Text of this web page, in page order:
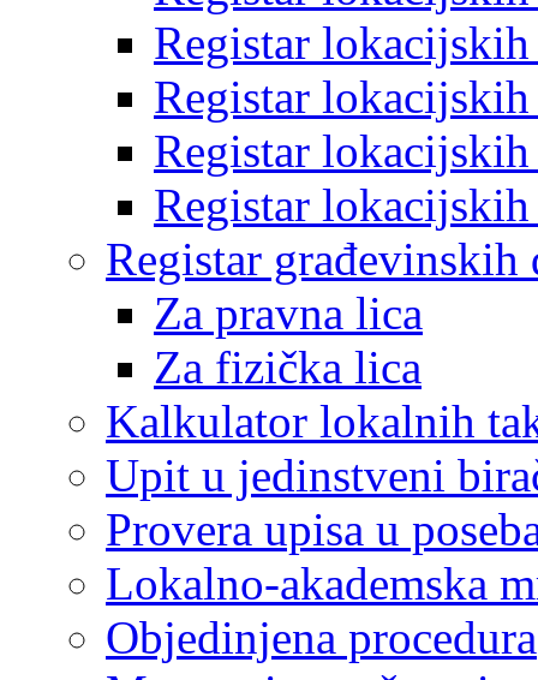
Registar
Registar
Registar
Registar
Registar građevinskih
Za pravna lica
Za fizička lica
Kalkulator lokalnih
Upit u jedinstveni
Provera upisa u
Lokalno-akademska
Objedinjena procedura